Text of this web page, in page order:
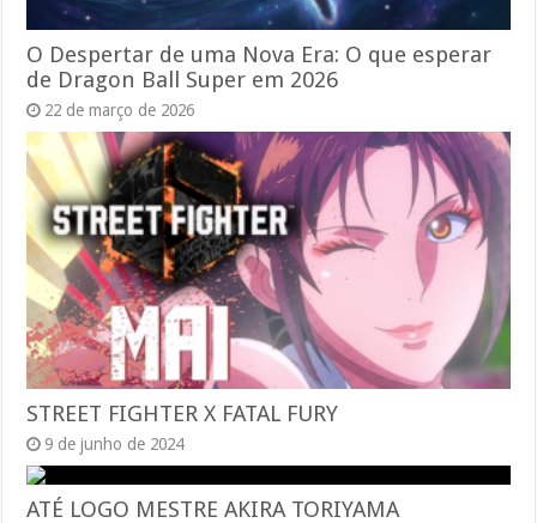
O Despertar de uma Nova Era: O que esperar
de Dragon Ball Super em 2026
22 de março de 2026
STREET FIGHTER X FATAL FURY
9 de junho de 2024
ATÉ LOGO MESTRE AKIRA TORIYAMA